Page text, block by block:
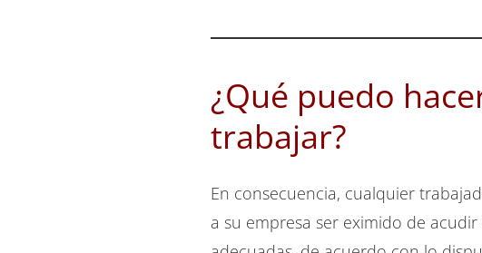
¿Qué puedo
trabajar?
En consecuencia, cualquier
a su empresa ser eximido de